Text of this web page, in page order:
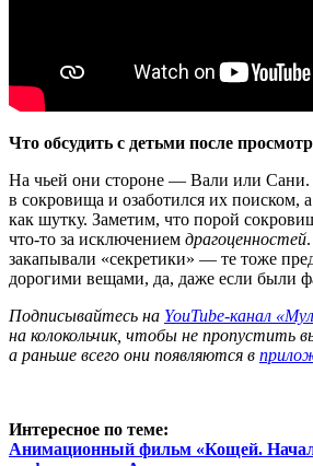
Что обсудить с детьми после
На чьей они стороне — Вали или
в сокровища и озаботился их поиском,
как шутку. Заметим, что порой
что-то за исключением драгоценностей
закапывали «секретики» — те тоже
дорогими вещами, да, даже если были
Подписывайтесь на YouTube-канал
на колокольчик, чтобы не пропустить
а раньше всего они появляются в
Интересное по теме:
Анимационный фильм «Кощей.